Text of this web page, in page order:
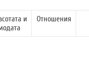
и
Отношения